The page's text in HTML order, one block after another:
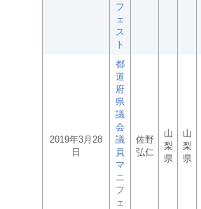
フ
ェ
ス
ト
2019年3月28
日
都
道
府
県
議
会
議
員
マ
ニ
フ
ェ
佐野
弘仁
山
梨
県
山
梨
県